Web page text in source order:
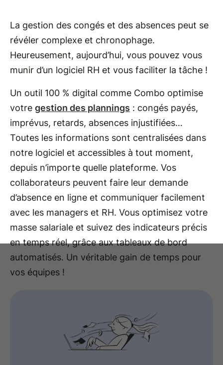
La gestion des congés et des absences peut se
révéler complexe et chronophage.
Heureusement, aujourd’hui, vous pouvez vous
munir d’un logiciel RH et vous faciliter la tâche !
Un outil 100 % digital comme Combo optimise
votre gestion des plannings : congés payés,
imprévus, retards, absences injustifiées…
Toutes les informations sont centralisées dans
notre logiciel et accessibles à tout moment,
depuis n’importe quelle plateforme. Vos
collaborateurs peuvent faire leur demande
d’absence en ligne et communiquer facilement
avec les managers et RH. Vous optimisez votre
masse salariale et suivez des indicateurs précis
en temps réel, grâce aux tableaux de bord
automatisés. Un véritable gain de temps pour
vos équipes !